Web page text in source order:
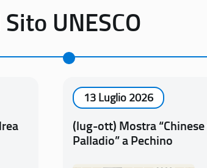
UNESCO
13 Luglio 2026
(lug-ott) Mostra “Chinese
Palladio” a Pechino